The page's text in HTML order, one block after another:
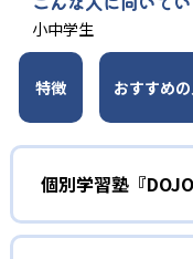
小中学生
特徴 おすすめ
個別学習塾『
1
AI